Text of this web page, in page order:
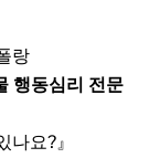
랑
행동심리 전문
요?』